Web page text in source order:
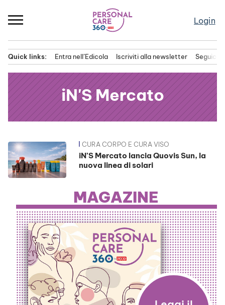
al
Login
principale
Quick links: Entra nell’Edicola Iscriviti alla newsletter Seguici
iN'S Mercato
News CURA CORPO E CURA VISO
iN’S Mercato lancia Quovis Sun, la
nuova linea di solari
MAGAZINE